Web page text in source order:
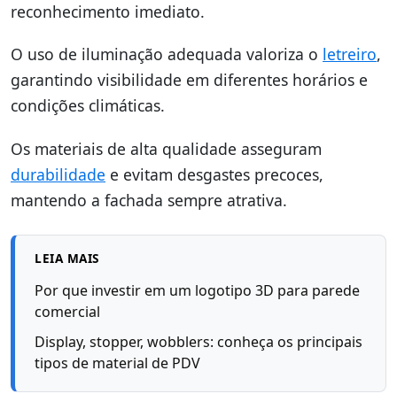
reconhecimento imediato.
O uso de iluminação adequada valoriza o letreiro,
garantindo visibilidade em diferentes horários e
condições climáticas.
Os materiais de alta qualidade asseguram
durabilidade e evitam desgastes precoces,
mantendo a fachada sempre atrativa.
LEIA MAIS
Por que investir em um logotipo 3D para parede
comercial
Display, stopper, wobblers: conheça os principais
tipos de material de PDV